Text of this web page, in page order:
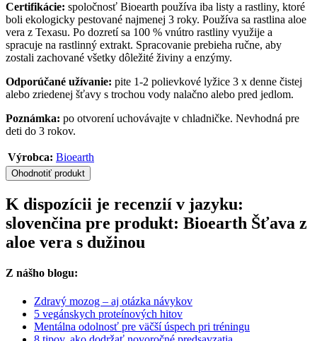
Certifikácie: spoločnosť Bioearth používa iba listy a rastliny, ktoré
boli ekologicky pestované najmenej 3 roky. Používa sa rastlina aloe
vera z Texasu. Po dozretí sa 100 % vnútro rastliny využije a
spracuje na rastlinný extrakt. Spracovanie prebieha ručne, aby
zostali zachované všetky dôležité živiny a enzýmy.
Odporúčané užívanie: pite 1-2 polievkové lyžice 3 x denne čistej
alebo zriedenej šťavy s trochou vody nalačno alebo pred jedlom.
Poznámka: po otvorení uchovávajte v chladničke. Nevhodná pre
deti do 3 rokov.
Výrobca: Bioearth
Ohodnotiť produkt
K dispozícii je recenzií v jazyku:
slovenčina pre produkt: Bioearth Šťava z
aloe vera s dužinou
Z nášho blogu:
Zdravý mozog – aj otázka návykov
5 vegánskych proteínových hitov
Mentálna odolnosť pre väčší úspech pri tréningu